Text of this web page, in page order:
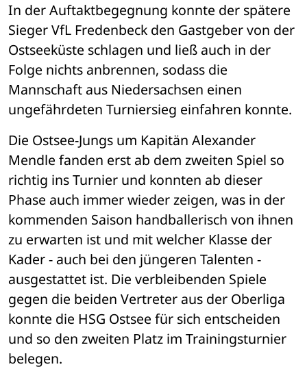
In der Auftaktbegegnung konnte der spätere
Sieger VfL Fredenbeck den Gastgeber von der
Ostseeküste schlagen und ließ auch in der
Folge nichts anbrennen, sodass die
Mannschaft aus Niedersachsen einen
ungefährdeten Turniersieg einfahren konnte.
Die Ostsee-Jungs um Kapitän Alexander
Mendle fanden erst ab dem zweiten Spiel so
richtig ins Turnier und konnten ab dieser
Phase auch immer wieder zeigen, was in der
kommenden Saison handballerisch von ihnen
zu erwarten ist und mit welcher Klasse der
Kader - auch bei den jüngeren Talenten -
ausgestattet ist. Die verbleibenden Spiele
gegen die beiden Vertreter aus der Oberliga
konnte die HSG Ostsee für sich entscheiden
und so den zweiten Platz im Trainingsturnier
belegen.